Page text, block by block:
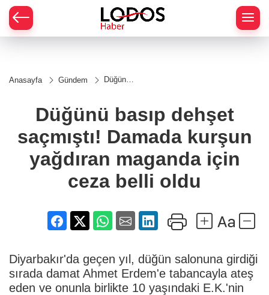
Anasayfa Gündem
Düğünü
saçmıştı!
Damada
yağdıran
maganda
belli oldu
Düğünü basıp dehşet
saçmıştı! Damada kurşun
yağdıran maganda için
ceza belli oldu
Diyarbakır'da geçen yıl, düğün salonuna girdiği
sırada damat Ahmet Erdem'e tabancayla ateş
eden ve onunla birlikte 10 yaşındaki E.K.'nin